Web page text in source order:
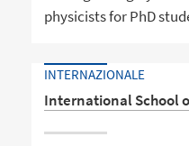
physicists for PhD
INTERNAZIONALE
International School